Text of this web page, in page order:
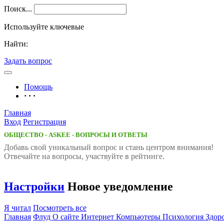
Поиск...
Используйте ключевые
Найти:
Задать вопрос
Помощь
· · ·
Главная
Вход Регистрация
ОБЩЕСТВО - ASKEE - ВОПРОСЫ И ОТВЕТЫ
Добавь свой уникальный вопрос и cтань центром внимания!
Отвечайте на вопросы, участвуйте в рейтинге.
Настройки Новое уведомление
Я читал Посмотреть все
Главная Флуд О сайте Интернет Компьютеры Психология